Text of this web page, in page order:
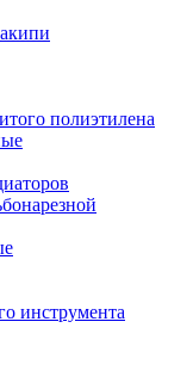
полиэтилена
инструмента